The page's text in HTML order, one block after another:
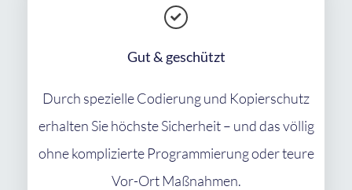
Gut & geschützt
Durch spezielle Codierung und Kopierschutz
erhalten Sie höchste Sicherheit – und das völlig
ohne komplizierte Programmierung oder teure
Vor-Ort Maßnahmen.